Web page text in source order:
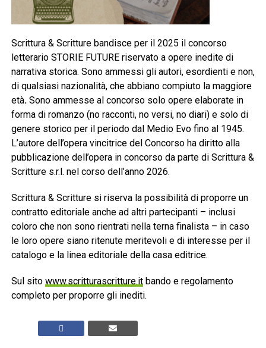
Scrittura & Scritture bandisce per il 2025 il concorso
letterario STORIE FUTURE riservato a opere inedite di
narrativa storica. Sono ammessi gli autori, esordienti e non,
di qualsiasi nazionalità, che abbiano compiuto la maggiore
età. Sono ammesse al concorso solo opere elaborate in
forma di romanzo (no racconti, no versi, no diari) e solo di
genere storico per il periodo dal Medio Evo fino al 1945.
L’autore dell’opera vincitrice del Concorso ha diritto alla
pubblicazione dell’opera in concorso da parte di Scrittura &
Scritture s.r.l. nel corso dell’anno 2026.
Scrittura & Scritture si riserva la possibilità di proporre un
contratto editoriale anche ad altri partecipanti – inclusi
coloro che non sono rientrati nella terna finalista – in caso
le loro opere siano ritenute meritevoli e di interesse per il
catalogo e la linea editoriale della casa editrice.
Sul sito www.scritturascritture.itbando e regolamento
completo per proporre gli inediti.